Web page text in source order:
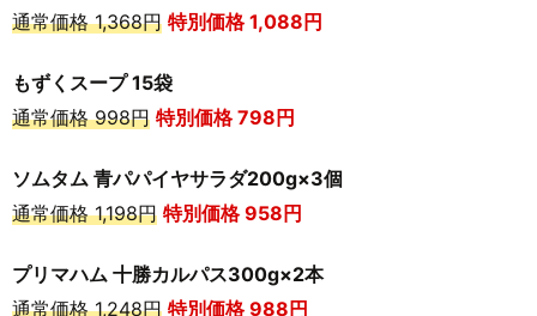
通常価格 1,368円 特別価格 1,088円
もずくスープ 15袋
通常価格 998円 特別価格 798円
ソムタム 青パパイヤサラダ200g×3個
通常価格 1,198円 特別価格 958円
プリマハム 十勝カルパス300g×2本
通常価格 1,248円 特別価格 988円